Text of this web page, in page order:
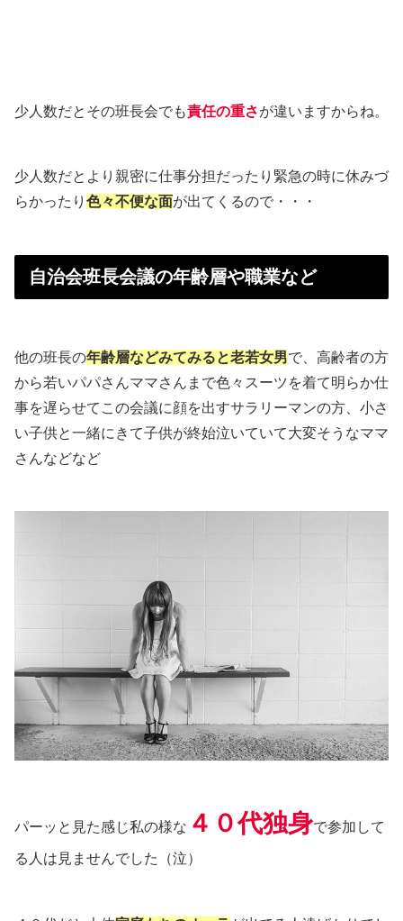
少人数だとその班長会でも責任の重さが違いますからね。
少人数だとより親密に仕事分担だったり緊急の時に休みづ
らかったり 色々不便な面が出てくるので・・・
自治会班長会議の年齢層や職業など
他の班長の年齢層などみてみると老若女男で、高齢者の方
から若いパパさんママさんまで色々スーツを着て明らか仕
事を遅らせてこの会議に顔を出すサラリーマンの方、小さ
い子供と一緒にきて子供が終始泣いていて大変そうなママ
さんなどなど
パーッと見た感じ私の様な ４０代独身で参加して
る人は見ませんでした（泣）